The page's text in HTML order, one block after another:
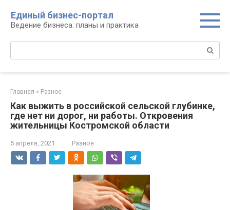
контенту
Единый бизнес-портал
Ведение бизнеса: планы и практика
Поиск:
Главная » Разное
Как выжить в российской сельской глубинке,
где нет ни дорог, ни работы. Откровения
жительницы Костромской области
5 апреля, 2021 Разное